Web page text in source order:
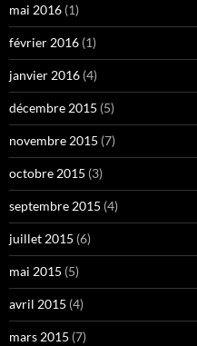
mai 2016 (1)
février 2016 (1)
janvier 2016 (4)
décembre 2015 (5)
novembre 2015 (7)
octobre 2015 (3)
septembre 2015 (4)
juillet 2015 (6)
mai 2015 (5)
avril 2015 (4)
mars 2015 (7)